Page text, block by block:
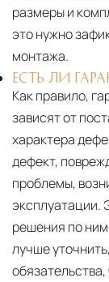
размеры и
это нужно
монтажа.
ЕСТЬ ЛИ
Как правило,
зависят от
характера
дефект,
проблемы,
эксплуатации.
решения по
лучше